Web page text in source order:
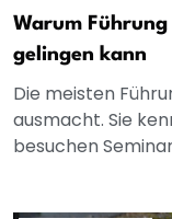
Warum
gelingen kann
Die meisten
ausmacht. Sie
besuchen